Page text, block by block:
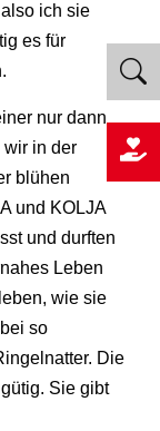
ich sie
es für
nur dann
wir in der
blühen
und KOLJA
und durften
Leben
wie sie
so
Die
Sie gibt